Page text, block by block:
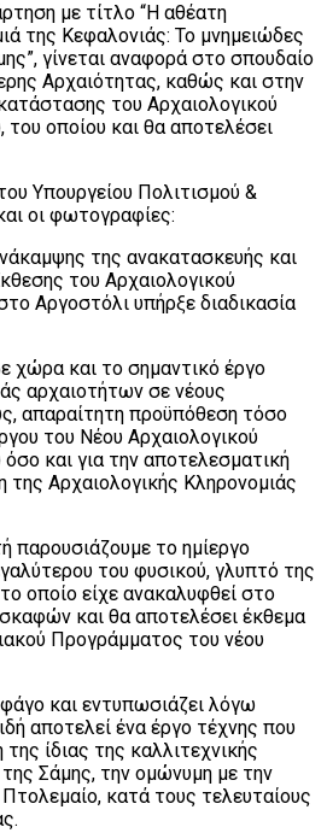
με τίτλο “Η αθέατη
της Κεφαλονιάς: Το μνημειώδες
γίνεται αναφορά στο σπουδαίο
Αρχαιότητας, καθώς και στην
του Αρχαιολογικού
οποίου και θα αποτελέσει
Υπουργείου Πολιτισμού &
οι φωτογραφίες:
της ανακατασκευής και
του Αρχαιολογικού
Αργοστόλι υπήρξε διαδικασία
χώρα και το σημαντικό έργο
αρχαιοτήτων σε νέους
απαραίτητη προϋπόθεση τόσο
του Νέου Αρχαιολογικού
και για την αποτελεσματική
της Αρχαιολογικής Κληρονομιάς
παρουσιάζουμε το ημίεργο
του φυσικού, γλυπτό της
οποίο είχε ανακαλυφθεί στο
και θα αποτελέσει έκθεμα
Προγράμματος του νέου
και εντυπωσιάζει λόγω
αποτελεί ένα έργο τέχνης που
ίδιας της καλλιτεχνικής
Σάμης, την ομώνυμη με την
κατά τους τελευταίους